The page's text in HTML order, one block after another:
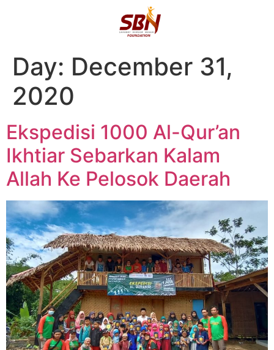
Day: December 31,
2020
Ekspedisi 1000 Al-Qur’an
Ikhtiar Sebarkan Kalam
Allah Ke Pelosok Daerah